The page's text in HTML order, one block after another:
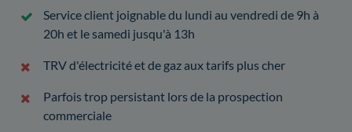
Service client joignable du lundi au vendredi de 9h à
20h et le samedi jusqu'à 13h
TRV d'électricité et de gaz aux tarifs plus cher
Parfois trop persistant lors de la prospection
commerciale